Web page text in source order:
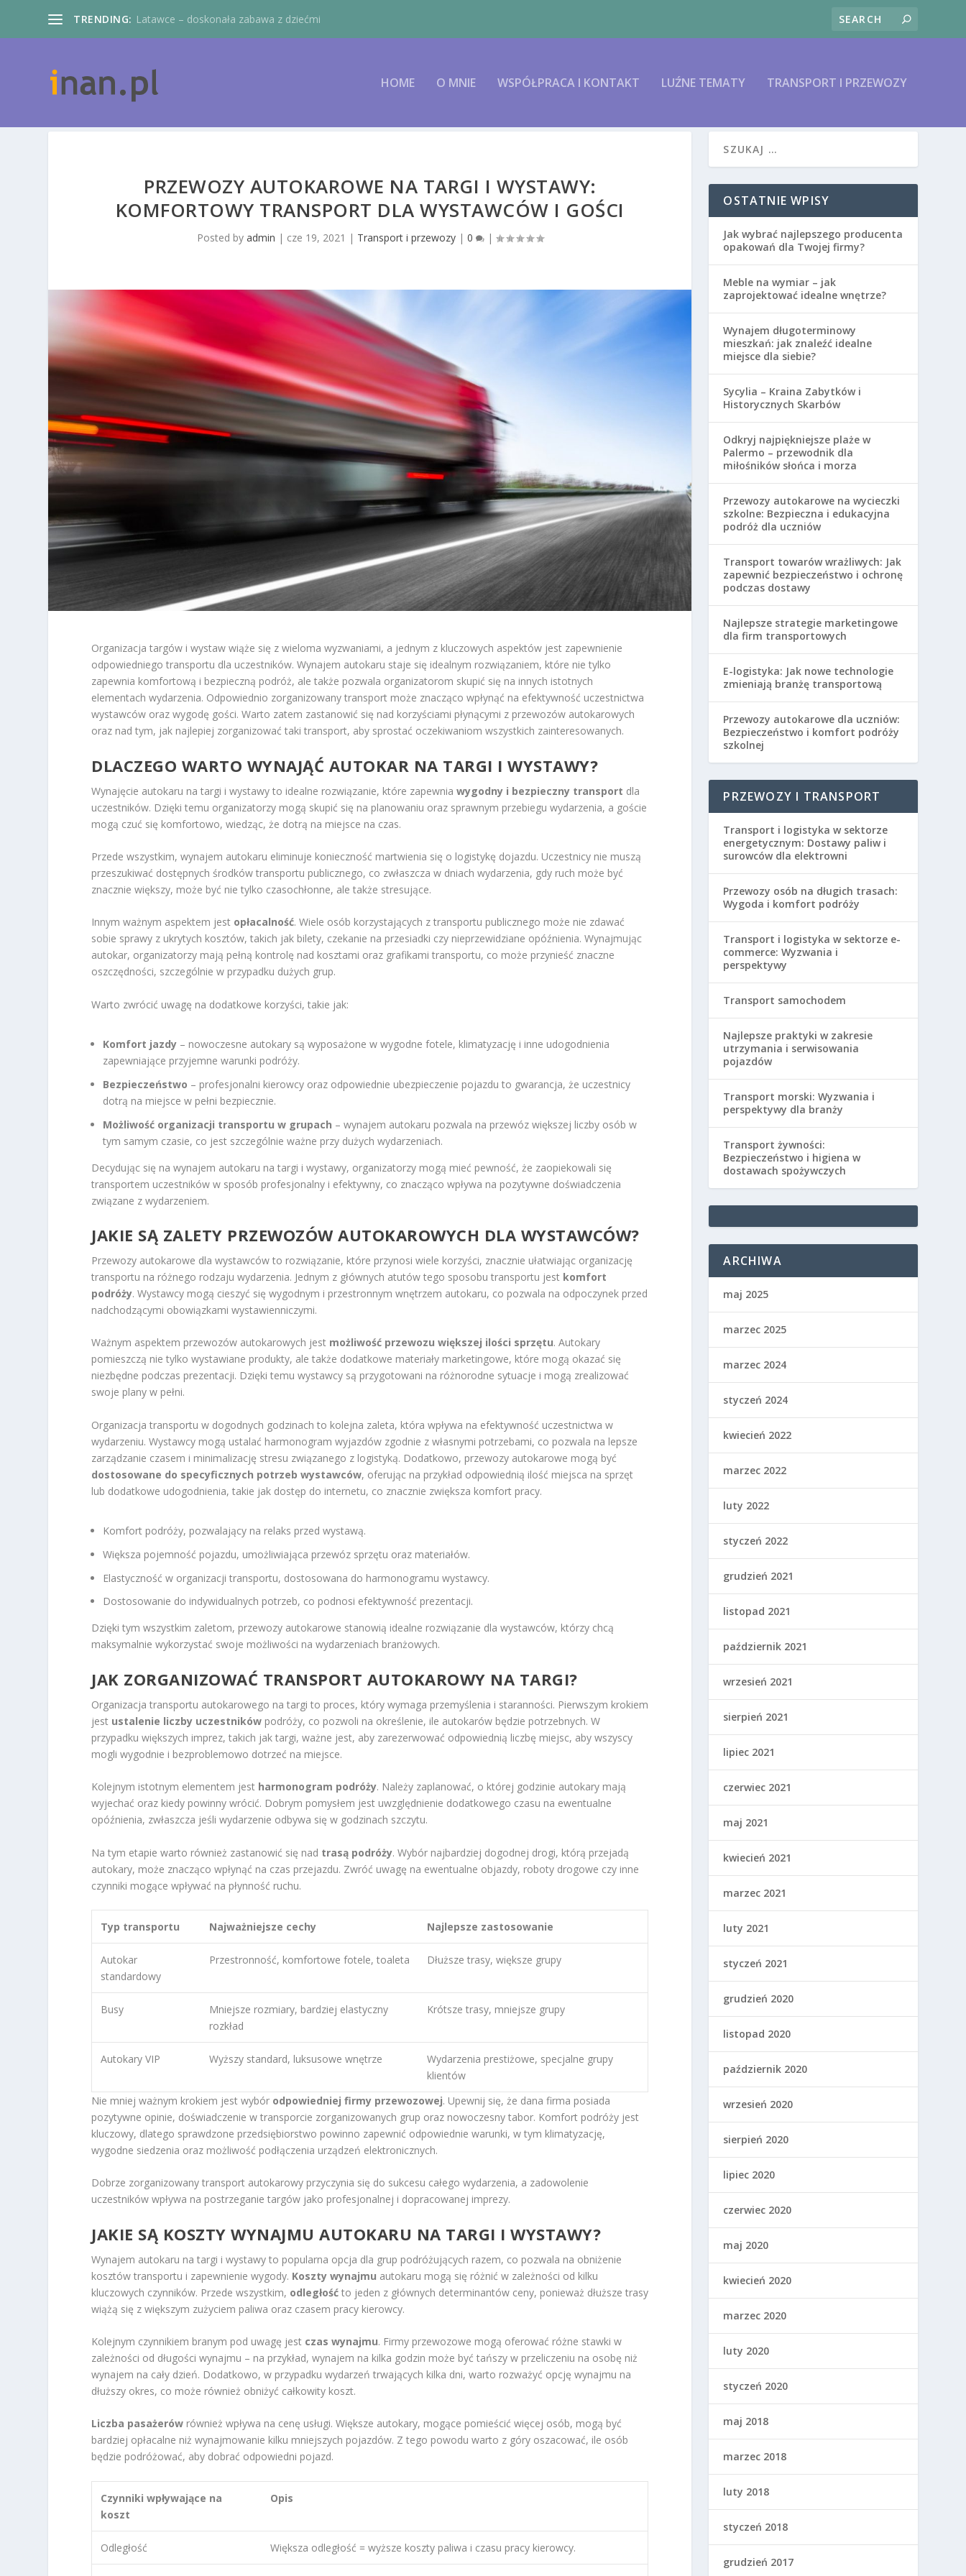
TRENDING: Latawce – doskonała zabawa z dziećmi
HOME O MNIE WSPÓŁPRACA I KONTAKT LUŹNE TEMATY TRANSPORT I PRZEWOZY
PRZEWOZY AUTOKAROWE NA TARGI I WYSTAWY:
KOMFORTOWY TRANSPORT DLA WYSTAWCÓW I GOŚCI
Posted by admin | cze 19, 2021 | Transport i przewozy| 0 |
Organizacja targów i wystaw wiąże się z wieloma wyzwaniami, a jednym z kluczowych aspektów jest zapewnienie
odpowiedniego transportu dla uczestników. Wynajem autokaru staje się idealnym rozwiązaniem, które nie tylko
zapewnia komfortową i bezpieczną podróż, ale także pozwala organizatorom skupić się na innych istotnych
elementach wydarzenia. Odpowiednio zorganizowany transport może znacząco wpłynąć na efektywność uczestnictwa
wystawców oraz wygodę gości. Warto zatem zastanowić się nad korzyściami płynącymi z przewozów autokarowych
oraz nad tym, jak najlepiej zorganizować taki transport, aby sprostać oczekiwaniom wszystkich zainteresowanych.
DLACZEGO WARTO WYNAJĄĆ AUTOKAR NA TARGI I WYSTAWY?
Wynajęcie autokaru na targi i wystawy to idealne rozwiązanie, które zapewniawygodny i bezpieczny transport dla
uczestników. Dzięki temu organizatorzy mogą skupić się na planowaniu oraz sprawnym przebiegu wydarzenia, a goście
mogą czuć się komfortowo, wiedząc, że dotrą na miejsce na czas.
Przede wszystkim, wynajem autokaru eliminuje konieczność martwienia się o logistykę dojazdu. Uczestnicy nie muszą
przeszukiwać dostępnych środków transportu publicznego, co zwłaszcza w dniach wydarzenia, gdy ruch może być
znacznie większy, może być nie tylko czasochłonne, ale także stresujące.
Innym ważnym aspektem jest opłacalność. Wiele osób korzystających z transportu publicznego może nie zdawać
sobie sprawy z ukrytych kosztów, takich jak bilety, czekanie na przesiadki czy nieprzewidziane opóźnienia. Wynajmując
autokar, organizatorzy mają pełną kontrolę nad kosztami oraz grafikami transportu, co może przynieść znaczne
oszczędności, szczególnie w przypadku dużych grup.
Warto zwrócić uwagę na dodatkowe korzyści, takie jak:
Komfort jazdy – nowoczesne autokary są wyposażone w wygodne fotele, klimatyzację i inne udogodnienia
zapewniające przyjemne warunki podróży.
Bezpieczeństwo – profesjonalni kierowcy oraz odpowiednie ubezpieczenie pojazdu to gwarancja, że uczestnicy
dotrą na miejsce w pełni bezpiecznie.
Możliwość organizacji transportu w grupach – wynajem autokaru pozwala na przewóz większej liczby osób w
tym samym czasie, co jest szczególnie ważne przy dużych wydarzeniach.
Decydując się na wynajem autokaru na targi i wystawy, organizatorzy mogą mieć pewność, że zaopiekowali się
transportem uczestników w sposób profesjonalny i efektywny, co znacząco wpływa na pozytywne doświadczenia
związane z wydarzeniem.
JAKIE SĄ ZALETY PRZEWOZÓW AUTOKAROWYCH DLA WYSTAWCÓW?
Przewozy autokarowe dla wystawców to rozwiązanie, które przynosi wiele korzyści, znacznie ułatwiając organizację
transportu na różnego rodzaju wydarzenia. Jednym z głównych atutów tego sposobu transportu jest komfort
podróży. Wystawcy mogą cieszyć się wygodnym i przestronnym wnętrzem autokaru, co pozwala na odpoczynek przed
nadchodzącymi obowiązkami wystawienniczymi.
Ważnym aspektem przewozów autokarowych jest możliwość przewozu większej ilości sprzętu. Autokary
pomieszczą nie tylko wystawiane produkty, ale także dodatkowe materiały marketingowe, które mogą okazać się
niezbędne podczas prezentacji. Dzięki temu wystawcy są przygotowani na różnorodne sytuacje i mogą zrealizować
swoje plany w pełni.
Organizacja transportu w dogodnych godzinach to kolejna zaleta, która wpływa na efektywność uczestnictwa w
wydarzeniu. Wystawcy mogą ustalać harmonogram wyjazdów zgodnie z własnymi potrzebami, co pozwala na lepsze
zarządzanie czasem i minimalizację stresu związanego z logistyką. Dodatkowo, przewozy autokarowe mogą być
dostosowane do specyficznych potrzeb wystawców, oferując na przykład odpowiednią ilość miejsca na sprzęt
lub dodatkowe udogodnienia, takie jak dostęp do internetu, co znacznie zwiększa komfort pracy.
Komfort podróży, pozwalający na relaks przed wystawą.
Większa pojemność pojazdu, umożliwiająca przewóz sprzętu oraz materiałów.
Elastyczność w organizacji transportu, dostosowana do harmonogramu wystawcy.
Dostosowanie do indywidualnych potrzeb, co podnosi efektywność prezentacji.
Dzięki tym wszystkim zaletom, przewozy autokarowe stanowią idealne rozwiązanie dla wystawców, którzy chcą
maksymalnie wykorzystać swoje możliwości na wydarzeniach branżowych.
JAK ZORGANIZOWAĆ TRANSPORT AUTOKAROWY NA TARGI?
Organizacja transportu autokarowego na targi to proces, który wymaga przemyślenia i staranności. Pierwszym krokiem
jest ustalenie liczby uczestników podróży, co pozwoli na określenie, ile autokarów będzie potrzebnych. W
przypadku większych imprez, takich jak targi, ważne jest, aby zarezerwować odpowiednią liczbę miejsc, aby wszyscy
mogli wygodnie i bezproblemowo dotrzeć na miejsce.
Kolejnym istotnym elementem jest harmonogram podróży. Należy zaplanować, o której godzinie autokary mają
wyjechać oraz kiedy powinny wrócić. Dobrym pomysłem jest uwzględnienie dodatkowego czasu na ewentualne
opóźnienia, zwłaszcza jeśli wydarzenie odbywa się w godzinach szczytu.
Na tym etapie warto również zastanowić się nad trasą podróży. Wybór najbardziej dogodnej drogi, którą przejadą
autokary, może znacząco wpłynąć na czas przejazdu. Zwróć uwagę na ewentualne objazdy, roboty drogowe czy inne
czynniki mogące wpływać na płynność ruchu.
Typ transportu Najważniejsze cechy Najlepsze zastosowanie
Autokar
standardowy
Przestronność, komfortowe fotele, toaleta Dłuższe trasy, większe grupy
Busy
Mniejsze rozmiary, bardziej elastyczny
rozkład
Krótsze trasy, mniejsze grupy
Autokary VIP Wyższy standard, luksusowe wnętrze
Wydarzenia prestiżowe, specjalne grupy
klientów
Nie mniej ważnym krokiem jest wybór odpowiedniej firmy przewozowej. Upewnij się, że dana firma posiada
pozytywne opinie, doświadczenie w transporcie zorganizowanych grup oraz nowoczesny tabor. Komfort podróży jest
kluczowy, dlatego sprawdzone przedsiębiorstwo powinno zapewnić odpowiednie warunki, w tym klimatyzację,
wygodne siedzenia oraz możliwość podłączenia urządzeń elektronicznych.
Dobrze zorganizowany transport autokarowy przyczynia się do sukcesu całego wydarzenia, a zadowolenie
uczestników wpływa na postrzeganie targów jako profesjonalnej i dopracowanej imprezy.
JAKIE SĄ KOSZTY WYNAJMU AUTOKARU NA TARGI I WYSTAWY?
Wynajem autokaru na targi i wystawy to popularna opcja dla grup podróżujących razem, co pozwala na obniżenie
kosztów transportu i zapewnienie wygody. Koszty wynajmu autokaru mogą się różnić w zależności od kilku
kluczowych czynników. Przede wszystkim, odległość to jeden z głównych determinantów ceny, ponieważ dłuższe trasy
wiążą się z większym zużyciem paliwa oraz czasem pracy kierowcy.
Kolejnym czynnikiem branym pod uwagę jest czas wynajmu. Firmy przewozowe mogą oferować różne stawki w
zależności od długości wynajmu – na przykład, wynajem na kilka godzin może być tańszy w przeliczeniu na osobę niż
wynajem na cały dzień. Dodatkowo, w przypadku wydarzeń trwających kilka dni, warto rozważyć opcję wynajmu na
dłuższy okres, co może również obniżyć całkowity koszt.
Liczba pasażerów również wpływa na cenę usługi. Większe autokary, mogące pomieścić więcej osób, mogą być
bardziej opłacalne niż wynajmowanie kilku mniejszych pojazdów. Z tego powodu warto z góry oszacować, ile osób
będzie podróżować, aby dobrać odpowiedni pojazd.
Czynniki wpływające na
koszt
Opis
Odległość Większa odległość = wyższe koszty paliwa i czasu pracy kierowcy.
OSTATNIE WPISY
Jak wybrać najlepszego producenta
opakowań dla Twojej firmy?
Meble na wymiar – jak
zaprojektować idealne wnętrze?
Wynajem długoterminowy
mieszkań: jak znaleźć idealne
miejsce dla siebie?
Sycylia – Kraina Zabytków i
Historycznych Skarbów
Odkryj najpiękniejsze plaże w
Palermo – przewodnik dla
miłośników słońca i morza
Przewozy autokarowe na wycieczki
szkolne: Bezpieczna i edukacyjna
podróż dla uczniów
Transport towarów wrażliwych: Jak
zapewnić bezpieczeństwo i ochronę
podczas dostawy
Najlepsze strategie marketingowe
dla firm transportowych
E-logistyka: Jak nowe technologie
zmieniają branżę transportową
Przewozy autokarowe dla uczniów:
Bezpieczeństwo i komfort podróży
szkolnej
PRZEWOZY I TRANSPORT
Transport i logistyka w sektorze
energetycznym: Dostawy paliw i
surowców dla elektrowni
Przewozy osób na długich trasach:
Wygoda i komfort podróży
Transport i logistyka w sektorze e-
commerce: Wyzwania i
perspektywy
Transport samochodem
Najlepsze praktyki w zakresie
utrzymania i serwisowania
pojazdów
Transport morski: Wyzwania i
perspektywy dla branży
Transport żywności:
Bezpieczeństwo i higiena w
dostawach spożywczych
ARCHIWA
maj 2025
marzec 2025
marzec 2024
styczeń 2024
kwiecień 2022
marzec 2022
luty 2022
styczeń 2022
grudzień 2021
listopad 2021
październik 2021
wrzesień 2021
sierpień 2021
lipiec 2021
czerwiec 2021
maj 2021
kwiecień 2021
marzec 2021
luty 2021
styczeń 2021
grudzień 2020
listopad 2020
październik 2020
wrzesień 2020
sierpień 2020
lipiec 2020
czerwiec 2020
maj 2020
kwiecień 2020
marzec 2020
luty 2020
styczeń 2020
maj 2018
marzec 2018
luty 2018
styczeń 2018
grudzień 2017